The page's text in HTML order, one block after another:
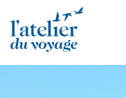
Panneau de gestion